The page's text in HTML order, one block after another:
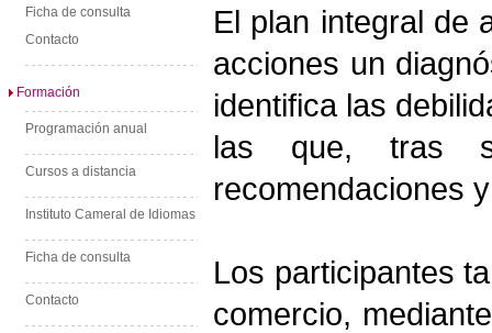
Ficha de consulta
Contacto
Formación
Programación anual
Cursos a distancia
Instituto Cameral de Idiomas
Ficha de consulta
Contacto
El plan integral de
acciones un
identifica las
las que, tras
recomendaciones
Los participantes
comercio,